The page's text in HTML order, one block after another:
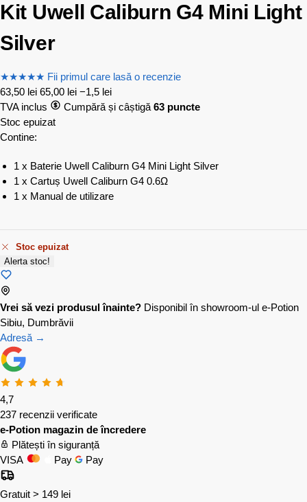
Kit Uwell Caliburn G4 Mini Light
Silver
★★★★★ Fii primul care lasă o recenzie
63,50 lei 65,00 lei −1,5 lei
TVA inclus
Cumpără și câștigă 63 puncte
Stoc epuizat
Contine:
1 x Baterie Uwell Caliburn G4 Mini Light Silver
1 x Cartuș Uwell Caliburn G4 0.6Ω
1 x Manual de utilizare
Stoc epuizat
Alerta stoc!
Vrei să vezi produsul înainte? Disponibil în showroom-ul e-Potion
Sibiu, Dumbrăvii
Adresă →
4,7
237 recenzii verificate
e-Potion magazin de încredere
Plătești în siguranță
VISA
Pay Pay
Gratuit > 149 lei